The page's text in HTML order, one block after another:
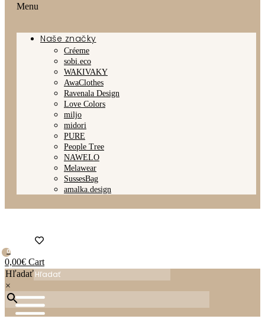
Menu
Naše značky
Créeme
sobi.eco
WAKIVAKY
AwaClothes
Ravenala Design
Love Colors
miljo
midori
PURE
People Tree
NAWELO
Melawear
SussesBag
amalka.design
0
0,00€ Cart
Hľadať
×